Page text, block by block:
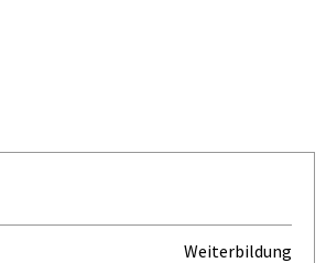
Weiterbildung